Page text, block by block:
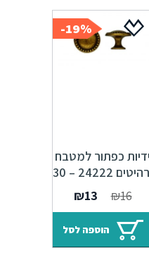
19%-
ידיות כפתור למטבח
ורהיטים 24222 – 30
מ"מ ברונזה פירנצה
M09
₪16
המחיר
המקורי
היה:
₪16.
₪13
הנוכחי
הוא:
₪13.
הוספה לסל